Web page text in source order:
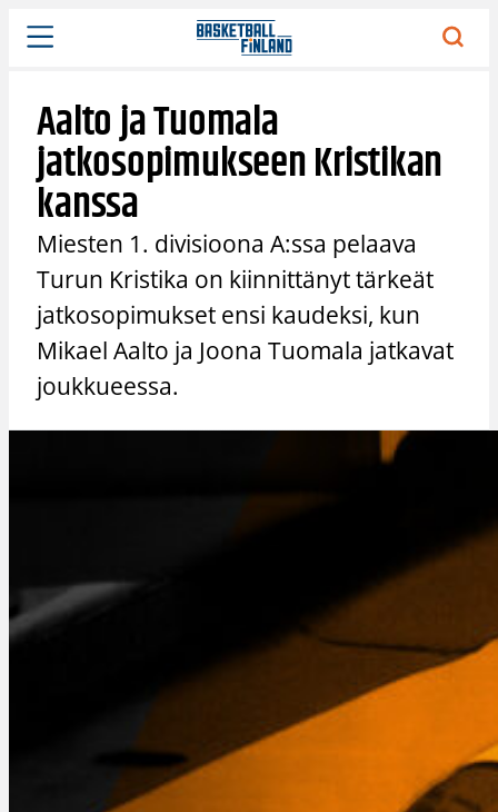
Siirry
sisältöön
Aalto ja Tuomala
jatkosopimukseen Kristikan
kanssa
Miesten 1. divisioona A:ssa pelaava
Turun Kristika on kiinnittänyt tärkeät
jatkosopimukset ensi kaudeksi, kun
Mikael Aalto ja Joona Tuomala jatkavat
joukkueessa.